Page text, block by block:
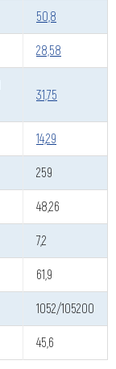
50,8
28,58
31,75
14,29
259
48,26
7,2
61,9
1052/105200
45,6